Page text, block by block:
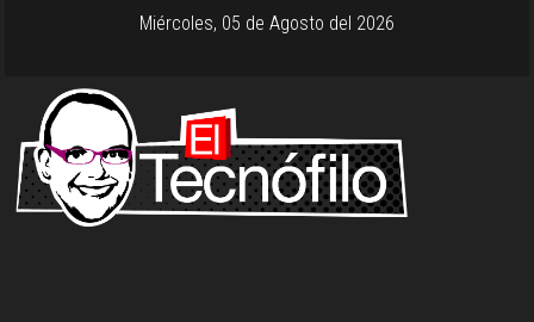
Miércoles, 05 de Agosto del 2026